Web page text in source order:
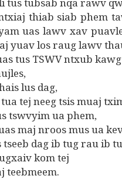
thiab siab phem
uas lawv xav
yuav los raug lawv
tus TSWV ntxub
lus dag,
tej neeg tsis muaj
ua phem,
maj nroos mus ua
dag ib tug rau ib
kom tej